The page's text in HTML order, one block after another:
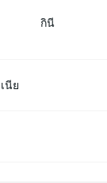
กินี
นีย